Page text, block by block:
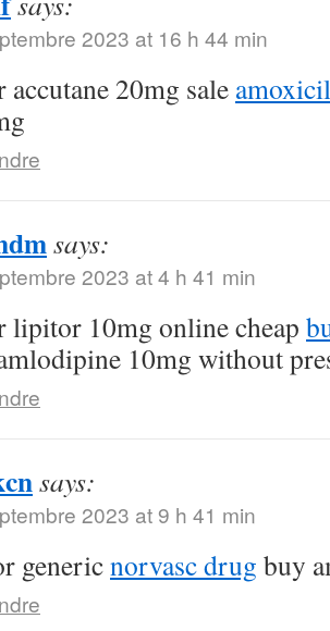
2023 at 16 h 44 min
accutane 20mg sale
says:
2023 at 4 h 41 min
lipitor 10mg online cheap
10mg without
says:
2023 at 9 h 41 min
genericnorvasc drug buy